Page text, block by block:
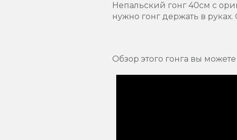
Непальский гонг 40см с
нужно гонг держать в
Обзор этого гонга вы